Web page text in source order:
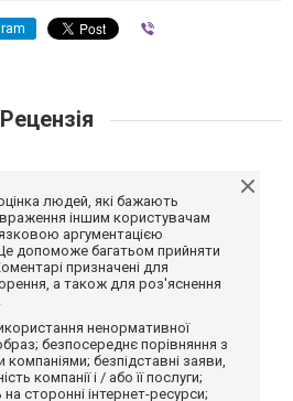
Рецензія
людей, які бажають
іншим користувачам
аргументацією
допоможе багатьом прийняти
призначені для
а також для роз'яснення
ненормативної
безпосереднє порівняння з
безпідставні заяви,
компанії і / або її послуги;
сторонні інтернет-ресурси;